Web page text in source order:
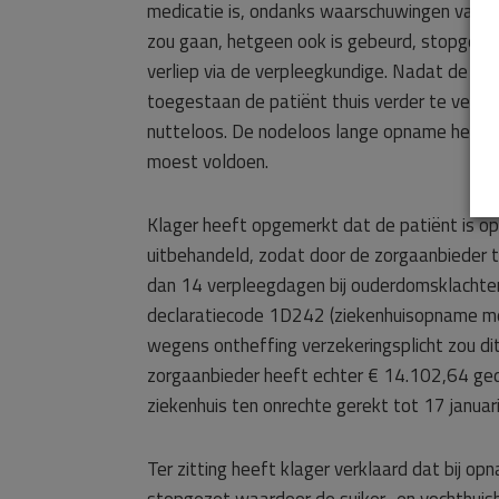
medicatie is, ondanks waarschuwingen van
zou gaan, hetgeen ook is gebeurd,
verliep via de verpleegkundige. Nadat de
toegestaan de patiënt thuis verder te
nutteloos. De nodeloos lange opname
moest voldoen.
Klager heeft opgemerkt dat de patiënt is
uitbehandeld, zodat door de
dan 14 verpleegdagen bij
declaratiecode 1D242 (ziekenhuisopname
wegens ontheffing verzekeringsplicht zou
zorgaanbieder heeft echter € 14.102,64
ziekenhuis ten onrechte gerekt tot 17
Ter zitting heeft klager verklaard dat bij